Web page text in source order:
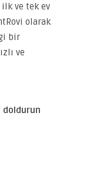
ve tek ev
olarak
bir
ve
doldurun